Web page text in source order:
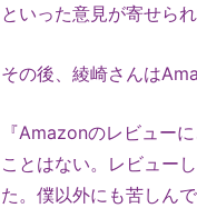
といった意見が寄せられ
その後、綾崎さんは
『Amazonのレビュー
ことはない。レビュー
た。僕以外にも苦しん